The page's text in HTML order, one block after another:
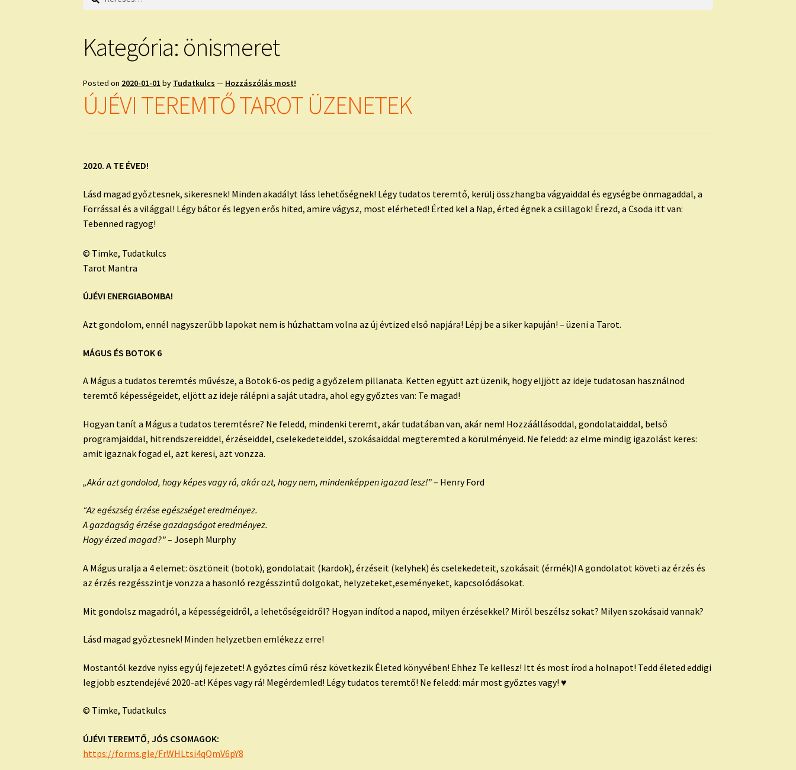
Kategória: önismeret
Posted on 2020-01-01 by Tudatkulcs — Hozzászólás most!
ÚJÉVI TEREMTŐ TAROT ÜZENETEK
2020. A TE ÉVED!
Lásd magad győztesnek, sikeresnek! Minden akadályt láss lehetőségnek! Légy tudatos teremtő, kerülj összhangba vágyaiddal és egységbe önmagaddal, a
Forrással és a világgal! Légy bátor és legyen erős hited, amire vágysz, most elérheted! Érted kel a Nap, érted égnek a csillagok! Érezd, a Csoda itt van:
Tebenned ragyog!
© Timke, Tudatkulcs
Tarot Mantra
ÚJÉVI ENERGIABOMBA!
Azt gondolom, ennél nagyszerűbb lapokat nem is húzhattam volna az új évtized első napjára! Lépj be a siker kapuján! – üzeni a Tarot.
MÁGUS ÉS BOTOK 6
A Mágus a tudatos teremtés művésze, a Botok 6-os pedig a győzelem pillanata. Ketten együtt azt üzenik, hogy eljjött az ideje tudatosan használnod
teremtő képességeidet, eljött az ideje rálépni a saját utadra, ahol egy győztes van: Te magad!
Hogyan tanít a Mágus a tudatos teremtésre? Ne feledd, mindenki teremt, akár tudatában van, akár nem! Hozzáállásoddal, gondolataiddal, belső
programjaiddal, hitrendszereiddel, érzéseiddel, cselekedeteiddel, szokásaiddal megteremted a körülményeid. Ne feledd: az elme mindig igazolást keres:
amit igaznak fogad el, azt keresi, azt vonzza.
„Akár azt gondolod, hogy képes vagy rá, akár azt, hogy nem, mindenképpen igazad lesz!”– Henry Ford
“Az egészség érzése egészséget eredményez.
A gazdagság érzése gazdagságot eredményez.
Hogy érzed magad?”– Joseph Murphy
A Mágus uralja a 4 elemet: ösztöneit (botok), gondolatait (kardok), érzéseit (kelyhek) és cselekedeteit, szokásait (érmék)! A gondolatot követi az érzés és
az érzés rezgésszintje vonzza a hasonló rezgésszintű dolgokat, helyzeteket,eseményeket, kapcsolódásokat.
Mit gondolsz magadról, a képességeidről, a lehetőségeidről? Hogyan indítod a napod, milyen érzésekkel? Miről beszélsz sokat? Milyen szokásaid vannak?
Lásd magad győztesnek! Minden helyzetben emlékezz erre!
Mostantól kezdve nyiss egy új fejezetet! A győztes című rész következik Életed könyvében! Ehhez Te kellesz! Itt és most írod a holnapot! Tedd életed eddigi
legjobb esztendejévé 2020-at! Képes vagy rá! Megérdemled! Légy tudatos teremtő! Ne feledd: már most győztes vagy!♥
© Timke, Tudatkulcs
ÚJÉVI TEREMTŐ, JÓS CSOMAGOK:
https://forms.gle/FrWHLtsi4qQmV6pY8